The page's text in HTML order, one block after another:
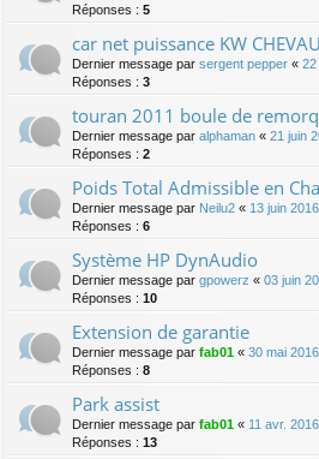
Réponses : 5
car net puissance KW
Dernier message par sergent pepper « 22
Réponses : 3
touran 2011 boule de
Dernier message par alphaman « 21 juin
Réponses : 2
Poids Total Admissible en
Dernier message par Neilu2 « 13 juin
Réponses : 6
Système HP DynAudio
Dernier message par gpowerz « 03 juin
Réponses : 10
Extension de garantie
Dernier message par fab01 « 30 mai
Réponses : 8
Park assist
Dernier message par fab01 « 11 avr.
Réponses : 13